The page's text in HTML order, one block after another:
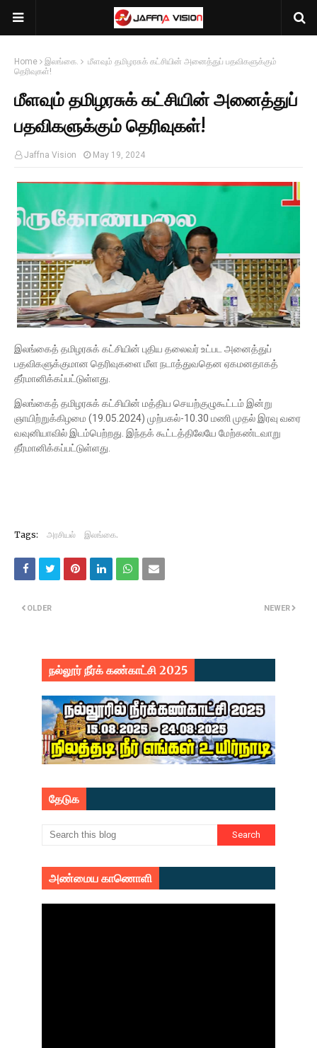
Home இலங்கை.
மீளவும் தமிழரசுக் கட்சியின் அனைத்துப் பதவிகளுக்கும்
தெரிவுகள்!
மீளவும் தமிழரசுக் கட்சியின் அனைத்துப்
பதவிகளுக்கும் தெரிவுகள்!
Jaffna Vision May 19, 2024
இலங்கைத் தமிழரசுக் கட்சியின் புதிய தலைவர் உட்பட அனைத்துப்
பதவிகளுக்குமான தெரிவுகளை மீள நடாத்துவதென ஏகமனதாகத்
தீர்மானிக்கப்பட்டுள்ளது.
இலங்கைத் தமிழரசுக் கட்சியின் மத்திய செயற்குழுகூட்டம் இன்று
ஞாயிற்றுக்கிழமை (19.05.2024) முற்பகல்-10.30 மணி முதல் இரவு வரை
வவுனியாவில் இடம்பெற்றது. இந்தக் கூட்டத்திலேயே மேற்கண்டவாறு
தீர்மானிக்கப்பட்டுள்ளது.
Tags: அரசியல் இலங்கை.
NEWER
OLDER
நல்லூர் நீர்க் கண்காட்சி 2025
தேடுக
அண்மைய காணொளி